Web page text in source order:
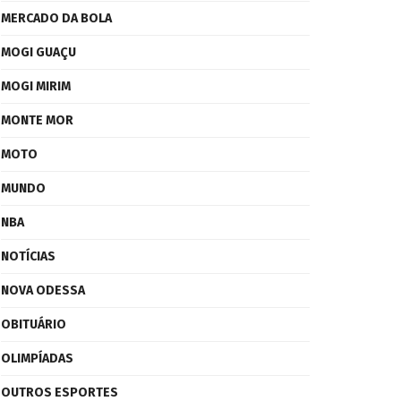
MERCADO DA BOLA
MOGI GUAÇU
MOGI MIRIM
MONTE MOR
MOTO
MUNDO
NBA
NOTÍCIAS
NOVA ODESSA
OBITUÁRIO
OLIMPÍADAS
OUTROS ESPORTES